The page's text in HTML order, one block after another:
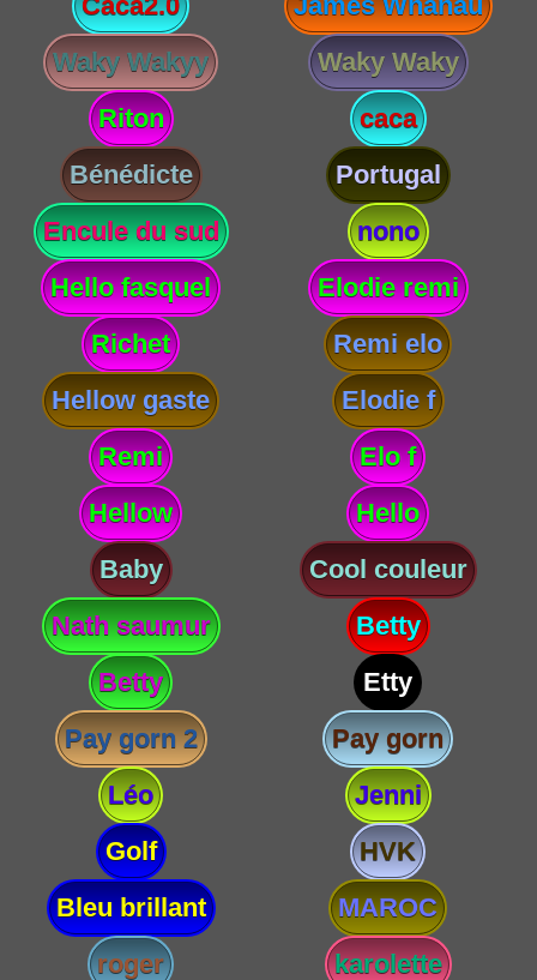
Waky Wakyy
Waky Waky
Riton
caca
Bénédicte
Portugal
Encule du sud
nono
Hello fasquel
Elodie remi
Richet
Remi elo
Hellow gaste
Elodie f
Remi
Elo f
Hellow
Hello
Baby
Cool couleur
Nath saumur
Betty
Betty
Etty
Pay gorn 2
Pay gorn
Léo
Jenni
Golf
HVK
Bleu brillant
MAROC
roger
karolette